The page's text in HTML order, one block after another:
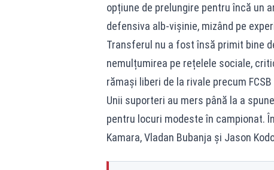
opțiune de prelungire pentru încă un
defensiva alb-vișinie, mizând pe
Transferul nu a fost însă primit bine
nemulțumirea pe rețelele sociale,
rămași liberi de la rivale precum FCSB
Unii suporteri au mers până la a
pentru locuri modeste în campionat.
Kamara, Vladan Bubanja și Jason